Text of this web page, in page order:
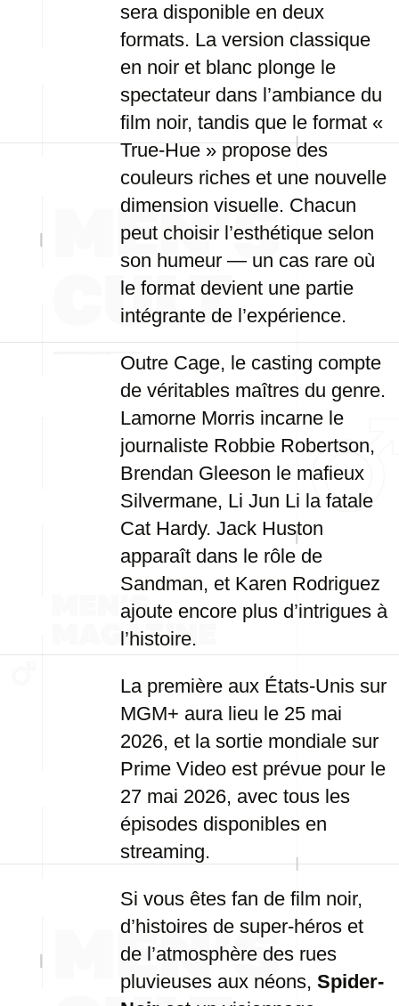
sera disponible en deux
formats. La version classique
en noir et blanc plonge le
spectateur dans l’ambiance du
film noir, tandis que le format «
True-Hue » propose des
couleurs riches et une nouvelle
dimension visuelle. Chacun
peut choisir l’esthétique selon
son humeur — un cas rare où
le format devient une partie
intégrante de l’expérience.
Outre Cage, le casting compte
de véritables maîtres du genre.
Lamorne Morris incarne le
journaliste Robbie Robertson,
Brendan Gleeson le mafieux
Silvermane, Li Jun Li la fatale
Cat Hardy. Jack Huston
apparaît dans le rôle de
Sandman, et Karen Rodriguez
ajoute encore plus d’intrigues à
l’histoire.
La première aux États-Unis sur
MGM+ aura lieu le 25 mai
2026, et la sortie mondiale sur
Prime Video est prévue pour le
27 mai 2026, avec tous les
épisodes disponibles en
streaming.
Si vous êtes fan de film noir,
d’histoires de super-héros et
de l’atmosphère des rues
pluvieuses aux néons, Spider-